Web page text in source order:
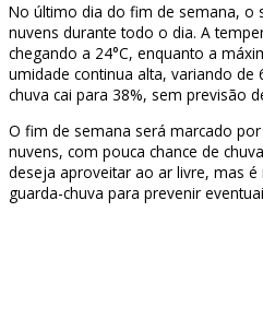
No último dia do fim de semana, o
nuvens durante todo o dia. A
chegando a 24°C, enquanto a
umidade continua alta, variando de
chuva cai para 38%, sem previsão
O fim de semana será marcado
nuvens, com pouca chance de
deseja aproveitar ao ar livre, mas
guarda-chuva para prevenir